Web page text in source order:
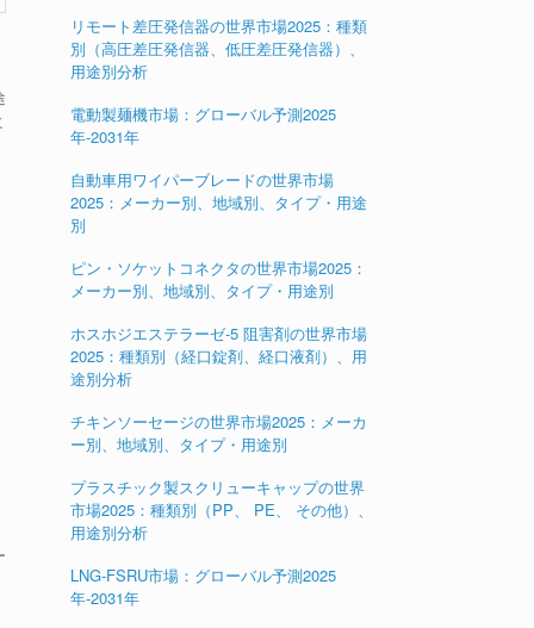
リモート差圧発信器の世界市場2025：種類
別（高圧差圧発信器、低圧差圧発信器）、
用途別分析
電動製麺機市場：グローバル予測2025
年-2031年
自動車用ワイパーブレードの世界市場
2025：メーカー別、地域別、タイプ・用途
別
ピン・ソケットコネクタの世界市場2025：
メーカー別、地域別、タイプ・用途別
ホスホジエステラーゼ-5 阻害剤の世界市場
2025：種類別（経口錠剤、経口液剤）、用
途別分析
チキンソーセージの世界市場2025：メーカ
ー別、地域別、タイプ・用途別
プラスチック製スクリューキャップの世界
市場2025：種類別（PP、 PE、 その他）、
用途別分析
LNG-FSRU市場：グローバル予測2025
年-2031年